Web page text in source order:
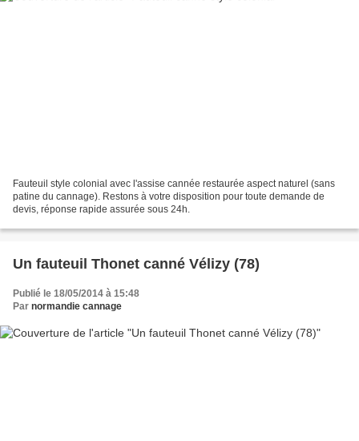
Fauteuil style colonial avec l'assise cannée restaurée aspect naturel (sans
patine du cannage). Restons à votre disposition pour toute demande de
devis, réponse rapide assurée sous 24h.
Un fauteuil Thonet canné Vélizy (78)
Publié le 18/05/2014 à 15:48
Par normandie cannage